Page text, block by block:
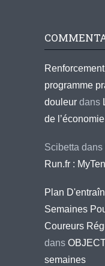
programme
douleur dans
de
Scibetta dans
Run.fr :
Plan
Semaines
Coureurs
dans
semaines